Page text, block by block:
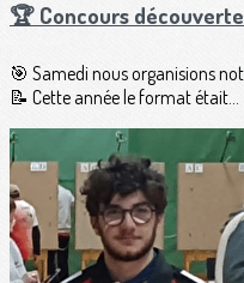
🏆 Concours
🎯 Samedi nous organisions
📝 Cette année le format était...